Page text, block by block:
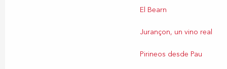
El Bearn
Jurançon, un vino real
Pirineos desde Pau